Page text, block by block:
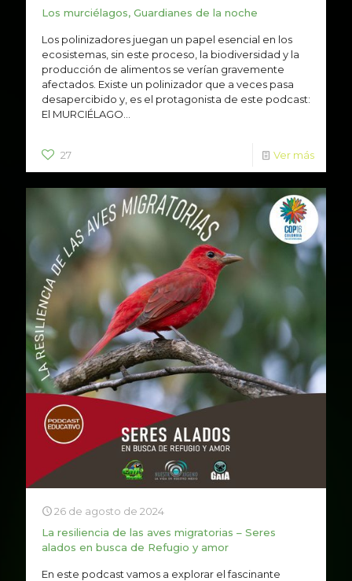
Los murciélagos, Guardianes de la noche
Los polinizadores juegan un papel esencial en los
ecosistemas, sin este proceso, la biodiversidad y la
producción de alimentos se verían gravemente
afectados. Existe un polinizador que a veces pasa
desapercibido y, es el protagonista de este podcast:
El MURCIÉLAGO...
27 Ver más
26 de agosto de 2024
La resiliencia de las aves migratorias – Seres
alados en busca de Refugio y amor
En este podcast vamos a explorar el fascinante